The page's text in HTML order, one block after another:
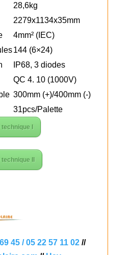
28,6kg
2279x1134x35mm
4mm² (IEC)
144 (6×24)
IP68, 3 diodes
QC 4. 10 (1000V)
300mm (+)/400mm (-)
31pcs/Palette
I
II
45 / 05 22 57 11 02//